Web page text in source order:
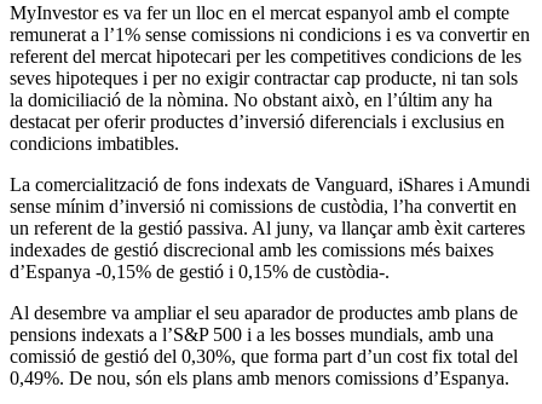
MyInvestor es va fer un lloc en el mercat espanyol amb el compte
remunerat a l’1% sense comissions ni condicions i es va convertir en
referent del mercat hipotecari per les competitives condicions de les
seves hipoteques i per no exigir contractar cap producte, ni tan sols
la domiciliació de la nòmina. No obstant això, en l’últim any ha
destacat per oferir productes d’inversió diferencials i exclusius en
condicions imbatibles.
La comercialització de fons indexats de Vanguard, iShares i Amundi
sense mínim d’inversió ni comissions de custòdia, l’ha convertit en
un referent de la gestió passiva. Al juny, va llançar amb èxit carteres
indexades de gestió discrecional amb les comissions més baixes
d’Espanya -0,15% de gestió i 0,15% de custòdia-.
Al desembre va ampliar el seu aparador de productes amb plans de
pensions indexats a l’S&P 500 i a les bosses mundials, amb una
comissió de gestió del 0,30%, que forma part d’un cost fix total del
0,49%. De nou, són els plans amb menors comissions d’Espanya.